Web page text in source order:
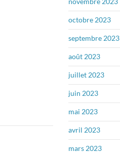
octobre 2023
septembre 2023
août 2023
juillet 2023
juin 2023
mai 2023
avril 2023
mars 2023